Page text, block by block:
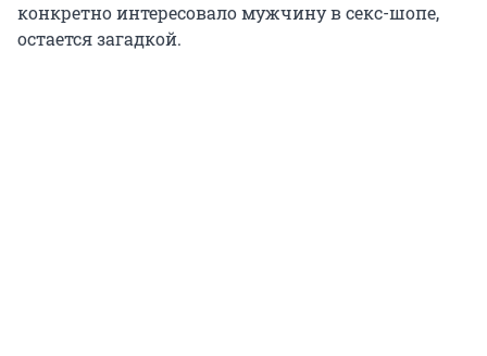
конкретно интересовало мужчину в секс-шопе,
остается загадкой.